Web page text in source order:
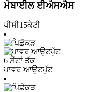
ਮੋਬਾਈਲ ਈਐਸਐਸ
ਪੀਸੀ15ਕੇਟੀ
6 ਸੈੱਟਾਂ ਤੱਕ
ਪਾਵਰ ਆਉਟਪੁੱਟ